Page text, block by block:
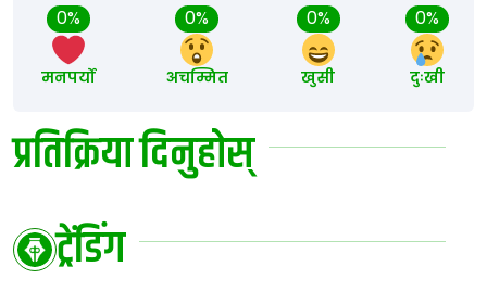
0%
मनपर्यो
0%
अचम्मित
0%
खुसी
0%
दुःखी
प्रतिक्रिया दिनुहोस्
ट्रेंडिंग